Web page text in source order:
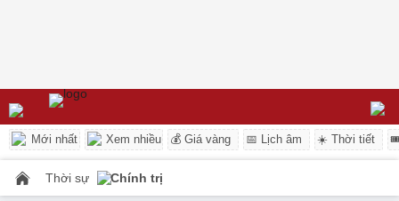
Mới nhất Xem nhiều 💰 Giá vàng 📅 Lịch âm ☀️ Thời tiết
Thời sự Chính trị